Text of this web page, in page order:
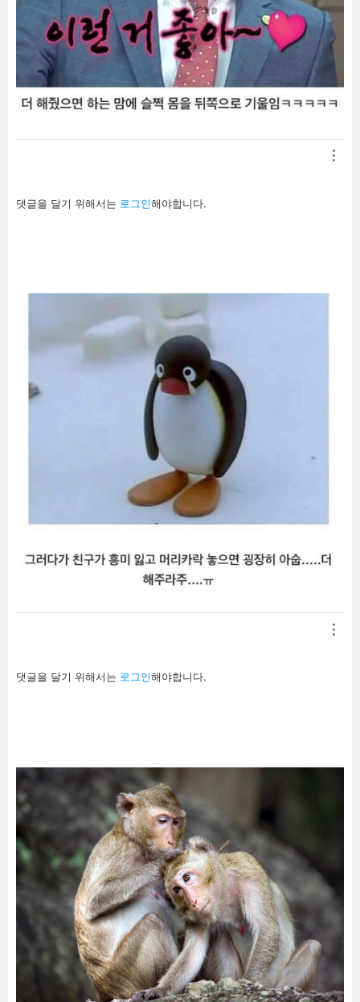
답
글
댓글을 달기 위해서는 로그인해야합니다.
답
글
댓글을 달기 위해서는 로그인해야합니다.